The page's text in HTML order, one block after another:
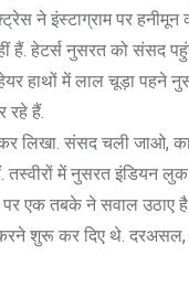
ने इंस्टाग्राम पर
हैं. हेटर्स नुसरत को
हाथों में लाल चूड़ा पहने
रहे हैं.
लिखा. संसद चली
तस्वीरों में नुसरत इंडियन
एक तबके ने सवाल उठाए
शुरू कर दिए थे.